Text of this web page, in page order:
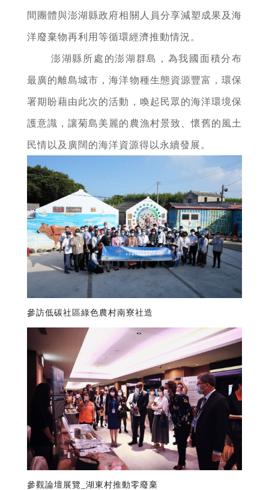
間團體與澎湖縣政府相關人員分享減塑成果及海
洋廢棄物再利用等循環經濟推動情況。
澎湖縣所處的澎湖群島，為我國面積分布
最廣的離島城市，海洋物種生態資源豐富，環保
署期盼藉由此次的活動，喚起民眾的海洋環境保
護意識，讓菊島美麗的農漁村景致、懷舊的風土
民情以及廣闊的海洋資源得以永續發展。
參訪低碳社區綠色農村南寮社造
參觀論壇展覽_湖東村推動零廢棄